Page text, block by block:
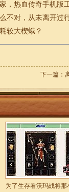
，热血传奇手机版
不对，从未离开过
较大楔蛾？
下一篇：
为了生存看沃玛战将那